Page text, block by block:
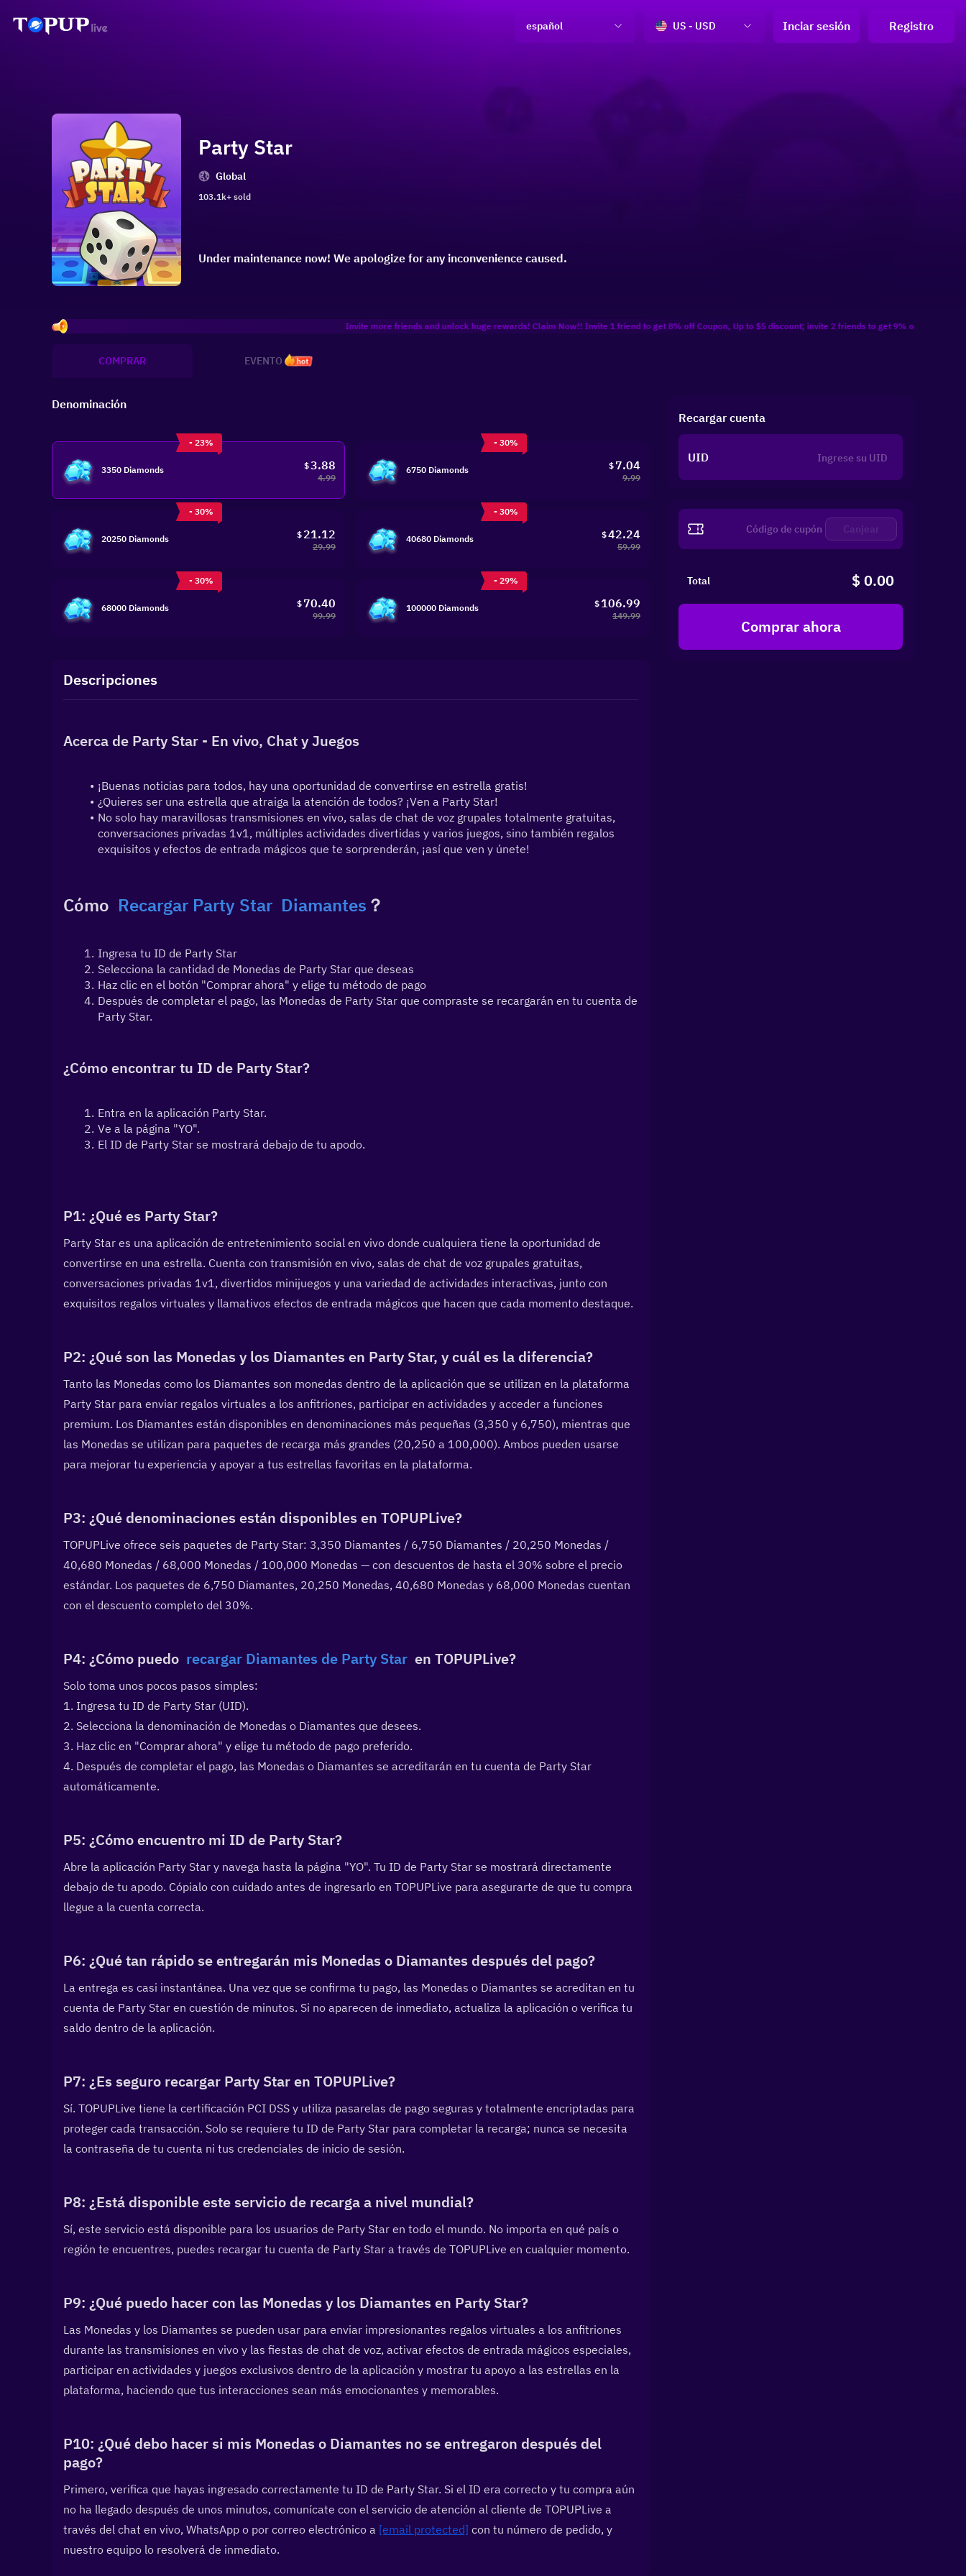
español US - USD Inciar sesión Registro
Party Star
Global
103.1k+ sold
Under maintenance now! We apologize for any inconvenience caused.
Invite more friends and unlock huge rewards! Claim Now!! Invite 1 friend to get 8% off Coupon, Up to $5 discount; invite 2 friends to get 9% off Coupon, Up to
COMPRAR EVENTO hot
Denominación
- 23%
3350 Diamonds $3.88
4.99
- 30%
6750 Diamonds $ 7.04
9.99
- 30%
20250 Diamonds $ 21.12
29.99
- 30%
40680 Diamonds $42.24
59.99
- 30%
68000 Diamonds $ 70.40
99.99
- 29%
100000 Diamonds $ 106.99
149.99
Descripciones
Acerca de Party Star - En vivo, Chat y Juegos
¡Buenas noticias para todos, hay una oportunidad de convertirse en estrella gratis!
¿Quieres ser una estrella que atraiga la atención de todos? ¡Ven a Party Star!
No solo hay maravillosas transmisiones en vivo, salas de chat de voz grupales totalmente gratuitas,
conversaciones privadas 1v1, múltiples actividades divertidas y varios juegos, sino también regalos
exquisitos y efectos de entrada mágicos que te sorprenderán, ¡así que ven y únete!
Cómo Recargar Party Star Diamantes ？
Ingresa tu ID de Party Star
Selecciona la cantidad de Monedas de Party Star que deseas
Haz clic en el botón "Comprar ahora" y elige tu método de pago
Después de completar el pago, las Monedas de Party Star que compraste se recargarán en tu cuenta de
Party Star.
¿Cómo encontrar tu ID de Party Star?
Entra en la aplicación Party Star.
Ve a la página "YO".
El ID de Party Star se mostrará debajo de tu apodo.
P1: ¿Qué es Party Star?
Party Star es una aplicación de entretenimiento social en vivo donde cualquiera tiene la oportunidad de
convertirse en una estrella. Cuenta con transmisión en vivo, salas de chat de voz grupales gratuitas,
conversaciones privadas 1v1, divertidos minijuegos y una variedad de actividades interactivas, junto con
exquisitos regalos virtuales y llamativos efectos de entrada mágicos que hacen que cada momento destaque.
P2: ¿Qué son las Monedas y los Diamantes en Party Star, y cuál es la diferencia?
Tanto las Monedas como los Diamantes son monedas dentro de la aplicación que se utilizan en la plataforma
Party Star para enviar regalos virtuales a los anfitriones, participar en actividades y acceder a funciones
premium. Los Diamantes están disponibles en denominaciones más pequeñas (3,350 y 6,750), mientras que
las Monedas se utilizan para paquetes de recarga más grandes (20,250 a 100,000). Ambos pueden usarse
para mejorar tu experiencia y apoyar a tus estrellas favoritas en la plataforma.
P3: ¿Qué denominaciones están disponibles en TOPUPLive?
TOPUPLive ofrece seis paquetes de Party Star: 3,350 Diamantes / 6,750 Diamantes / 20,250 Monedas /
40,680 Monedas / 68,000 Monedas / 100,000 Monedas — con descuentos de hasta el 30% sobre el precio
estándar. Los paquetes de 6,750 Diamantes, 20,250 Monedas, 40,680 Monedas y 68,000 Monedas cuentan
con el descuento completo del 30%.
P4: ¿Cómo puedo recargar Diamantes de Party Star
  en TOPUPLive?
Solo toma unos pocos pasos simples:
1. Ingresa tu ID de Party Star (UID).
2. Selecciona la denominación de Monedas o Diamantes que desees.
3. Haz clic en "Comprar ahora" y elige tu método de pago preferido.
4. Después de completar el pago, las Monedas o Diamantes se acreditarán en tu cuenta de Party Star
automáticamente.
P5: ¿Cómo encuentro mi ID de Party Star?
Abre la aplicación Party Star y navega hasta la página "YO". Tu ID de Party Star se mostrará directamente
debajo de tu apodo. Cópialo con cuidado antes de ingresarlo en TOPUPLive para asegurarte de que tu compra
llegue a la cuenta correcta.
P6: ¿Qué tan rápido se entregarán mis Monedas o Diamantes después del pago?
La entrega es casi instantánea. Una vez que se confirma tu pago, las Monedas o Diamantes se acreditan en tu
cuenta de Party Star en cuestión de minutos. Si no aparecen de inmediato, actualiza la aplicación o verifica tu
saldo dentro de la aplicación.
P7: ¿Es seguro recargar Party Star en TOPUPLive?
Sí. TOPUPLive tiene la certificación PCI DSS y utiliza pasarelas de pago seguras y totalmente encriptadas para
proteger cada transacción. Solo se requiere tu ID de Party Star para completar la recarga; nunca se necesita
la contraseña de tu cuenta ni tus credenciales de inicio de sesión.
P8: ¿Está disponible este servicio de recarga a nivel mundial?
Sí, este servicio está disponible para los usuarios de Party Star en todo el mundo. No importa en qué país o
región te encuentres, puedes recargar tu cuenta de Party Star a través de TOPUPLive en cualquier momento.
P9: ¿Qué puedo hacer con las Monedas y los Diamantes en Party Star?
Las Monedas y los Diamantes se pueden usar para enviar impresionantes regalos virtuales a los anfitriones
durante las transmisiones en vivo y las fiestas de chat de voz, activar efectos de entrada mágicos especiales,
participar en actividades y juegos exclusivos dentro de la aplicación y mostrar tu apoyo a las estrellas en la
plataforma, haciendo que tus interacciones sean más emocionantes y memorables.
P10: ¿Qué debo hacer si mis Monedas o Diamantes no se entregaron después del
pago?
Primero, verifica que hayas ingresado correctamente tu ID de Party Star. Si el ID era correcto y tu compra aún
no ha llegado después de unos minutos, comunícate con el servicio de atención al cliente de TOPUPLive a
través del chat en vivo, WhatsApp o por correo electrónico a [email protected] con tu número de pedido, y
nuestro equipo lo resolverá de inmediato.
Recargar cuenta
UID
Canjear
Total $ 0.00
Comprar ahora